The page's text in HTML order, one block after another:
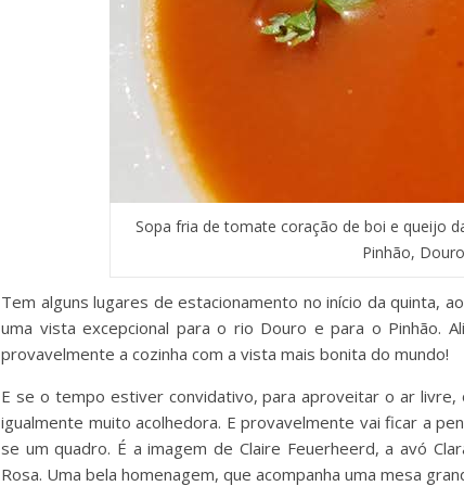
Sopa fria de tomate coração de boi e queijo
Pinhão,
Tem alguns lugares de estacionamento no início da quinta,
uma vista excepcional para o rio Douro e para o Pinhão.
provavelmente a cozinha com a vista mais bonita do mundo!
E se o tempo estiver convidativo, para aproveitar o ar
igualmente muito acolhedora. E provavelmente vai ficar a
se um quadro. É a imagem de Claire Feuerheerd, a avó
Rosa. Uma bela homenagem, que acompanha uma mesa